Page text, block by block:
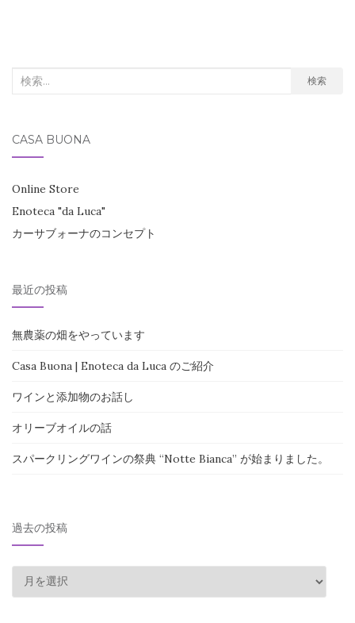
検
象:
検索
CASA BUONA
Online Store
Enoteca "da Luca"
カーサブォーナのコンセプト
最近の投稿
無農薬の畑をやっています
Casa Buona | Enoteca da Luca のご紹介
ワインと添加物のお話し
オリーブオイルの話
スパークリングワインの祭典 “Notte Bianca” が始まりました。
過去の投稿
去